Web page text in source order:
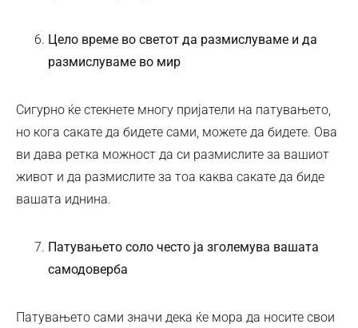
Цело време во светот да размислуваме и да
размислуваме во мир
Сигурно ќе стекнете многу пријатели на патувањето,
но кога сакате да бидете сами, можете да бидете. Ова
ви дава ретка можност да си размислите за вашиот
живот и да размислите за тоа каква сакате да биде
вашата иднина.
Патувањето соло често ја зголемува вашата
самодоверба
Патувањето сами значи дека ќе мора да носите свои